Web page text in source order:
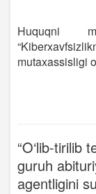
Huquqni
mutaxassisligi
“O‘lib-tirilib
guruh
agentligini